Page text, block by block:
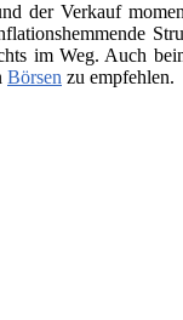
der Verkauf
im Weg. Auch
Börsen zu empfehlen.